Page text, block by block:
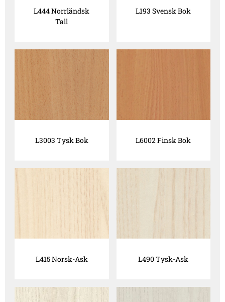
L444 Norrländsk
Tall
L193 Svensk Bok
L3003 Tysk Bok L6002 Finsk Bok
L415 Norsk-Ask L490 Tysk-Ask